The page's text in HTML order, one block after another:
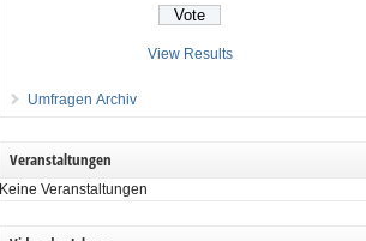
View Results
Umfragen Archiv
Veranstaltungen
Keine Veranstaltungen